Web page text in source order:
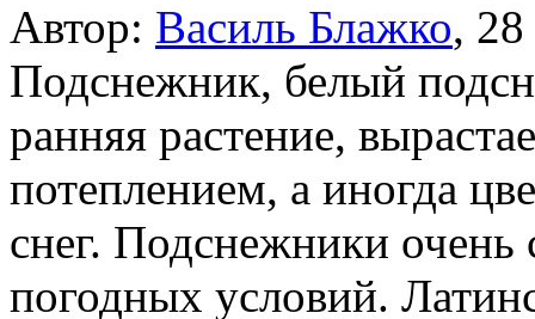
Автор: Василь Блажко,
Подснежник, белый
ранняя растение,
потеплением, а иногда
снег. Подснежники
погодных условий.